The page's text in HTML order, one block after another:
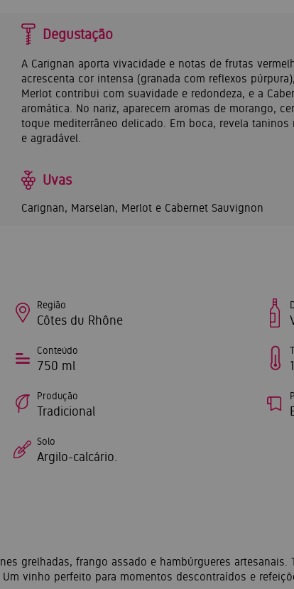
Degustação
A Carignan aporta vivacidade e notas de frutas
acrescenta cor intensa (granada com reflexos
Merlot contribui com suavidade e redondeza, e a
aromática. No nariz, aparecem aromas de morango,
toque mediterrâneo delicado. Em boca, revela
e agradável.
Uvas
Carignan, Marselan, Merlot e Cabernet Sauvignon
Região
Côtes du Rhône
Conteúdo
750 ml
Produção
Tradicional
Solo
Argilo-calcário.
grelhadas, frango assado e hambúrgueres
vinho perfeito para momentos descontraídos e